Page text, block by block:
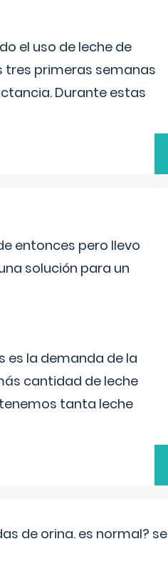
el uso de leche de
tres primeras semanas
Durante estas
entonces pero llevo
solución para un
es la demanda de la
cantidad de leche
tanta leche
de orina. es normal? se